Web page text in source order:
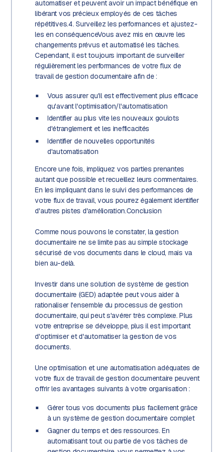
automatiser et peuvent avoir un impact bénéfique en
libérant vos précieux employés de ces tâches
répétitives.4. Surveillez les performances et ajustez-
les en conséquenceVous avez mis en œuvre les
changements prévus et automatisé les tâches.
Cependant, il est toujours important de surveiller
régulièrement les performances de votre flux de
travail de gestion documentaire afin de :
Vous assurer qu'il est effectivement plus efficace
qu'avant l'optimisation/l'automatisation
Identifier au plus vite les nouveaux goulots
d'étranglement et les inefficacités
Identifier de nouvelles opportunités
d'automatisation
Encore une fois, impliquez vos parties prenantes
autant que possible et recueillez leurs commentaires.
En les impliquant dans le suivi des performances de
votre flux de travail, vous pourrez également identifier
d'autres pistes d'amélioration.Conclusion
Comme nous pouvons le constater, la gestion
documentaire ne se limite pas au simple stockage
sécurisé de vos documents dans le cloud, mais va
bien au-delà.
Investir dans une solution de système de gestion
documentaire (GED) adaptée peut vous aider à
rationaliser l'ensemble du processus de gestion
documentaire, qui peut s'avérer très complexe. Plus
votre entreprise se développe, plus il est important
d'optimiser et d'automatiser la gestion de vos
documents.
Une optimisation et une automatisation adéquates de
votre flux de travail de gestion documentaire peuvent
offrir les avantages suivants à votre organisation :
Gérer tous vos documents plus facilement grâce
à un système de gestion documentaire complet
Gagner du temps et des ressources. En
automatisant tout ou partie de vos tâches de